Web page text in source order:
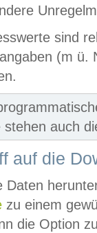
sind
(m ü.
stehen auch
auf die
Daten
zu einem
die Option